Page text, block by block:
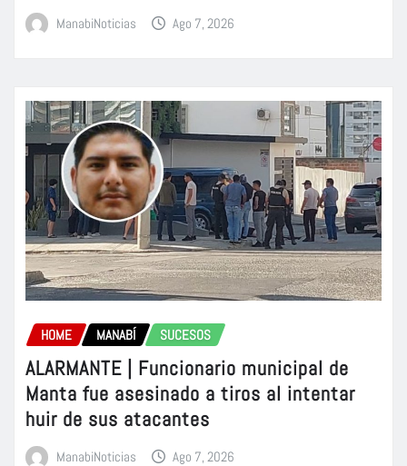
ManabiNoticias Ago 7, 2026
HOME MANABÍ SUCESOS
ALARMANTE | Funcionario municipal de
Manta fue asesinado a tiros al intentar
huir de sus atacantes
ManabiNoticias Ago 7, 2026